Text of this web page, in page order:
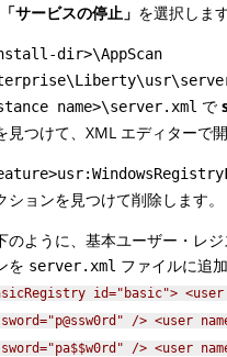
「サービスの停止」 を選択します
dir>\AppScan
name>\server.xml で
見つけて、XML エディターで開
ションを見つけて削除します。
のように、基本ユーザー・レ
を server.xml ファイルに追加
id="basic"> <user
/> <user
/> <user